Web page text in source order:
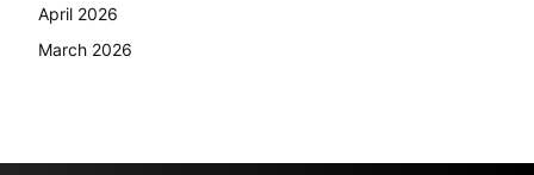
April 2026
March 2026